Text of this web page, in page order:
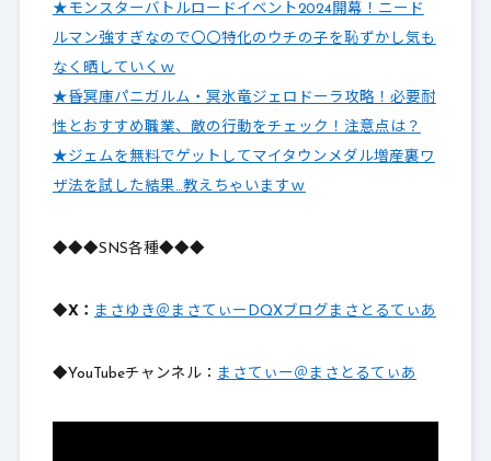
★モンスターバトルロードイベント2024開幕！ニード
ルマン強すぎなので〇〇特化のウチの子を恥ずかし気も
なく晒していくｗ
★昏冥庫パニガルム・冥氷竜ジェロドーラ攻略！必要耐
性とおすすめ職業、敵の行動をチェック！注意点は？
★ジェムを無料でゲットしてマイタウンメダル増産裏ワ
ザ法を試した結果…教えちゃいますｗ
◆◆◆SNS各種◆◆◆
◆X： まさゆき＠まさてぃーDQXブログまさとるてぃあ
◆YouTubeチャンネル： まさてぃー＠まさとるてぃあ